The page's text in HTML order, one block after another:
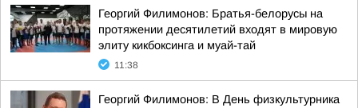
Георгий Филимонов: Братья-белорусы на
протяжении десятилетий входят в мировую
элиту кикбоксинга и муай-тай
11:38
Георгий Филимонов: В День физкультурника